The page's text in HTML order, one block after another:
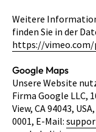
Weitere
finden Sie in der
https://vimeo.com/
Google Maps
Unsere Website
Firma Google LLC,
View, CA 94043,
0001, E-Mail: